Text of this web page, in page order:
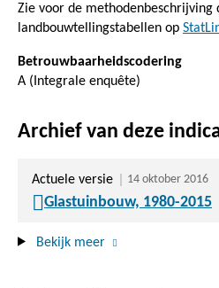
Zie voor de
landbouwtellingstabellen op
Betrouwbaarheidscodering
A (Integrale enquête)
Archief van deze
Actuele versie 14 oktober 2016
Glastuinbouw, 1980-2015
Bekijk meer